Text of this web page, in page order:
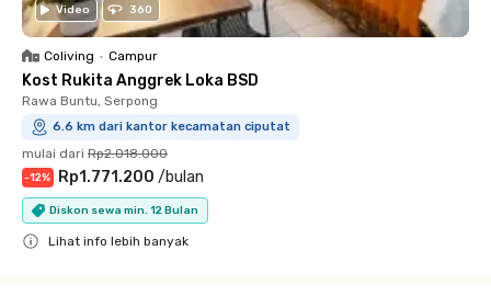
Video 360
Coliving • Campur
Kost Rukita Anggrek Loka BSD
Rawa Buntu, Serpong
6.6 km dari kantor kecamatan ciputat
mulai dari Rp2.018.000
-12% Rp1.771.200 /bulan
Diskon sewa min. 12 Bulan
Lihat info lebih banyak